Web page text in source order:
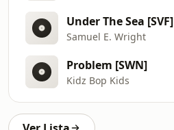
Under The Sea [SVF]
Samuel E. Wright
Problem [SWN]
Kidz Bop Kids